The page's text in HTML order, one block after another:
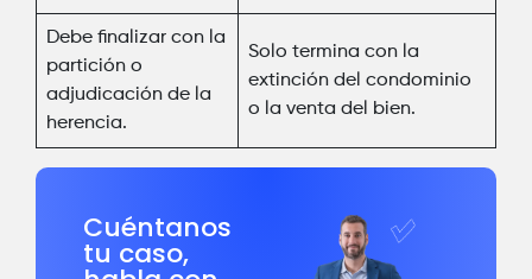
Debe finalizar con la
partición o
adjudicación de la
herencia.
Solo termina con la
extinción del condominio
o la venta del bien.
Cuéntanos
tu caso,